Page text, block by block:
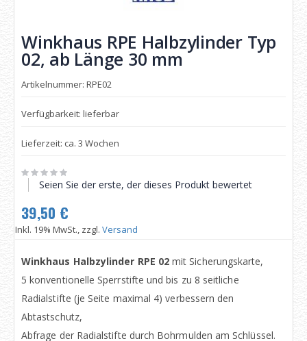
Winkhaus RPE Halbzylinder Typ
02, ab Länge 30 mm
Artikelnummer: RPE02
Verfügbarkeit: lieferbar
Lieferzeit: ca. 3 Wochen
Seien Sie der erste, der dieses Produkt bewertet
39,50 €
Inkl. 19% MwSt., zzgl. Versand
Winkhaus Halbzylinder RPE 02mit Sicherungskarte,
5 konventionelle Sperrstifte und bis zu 8 seitliche
Radialstifte (je Seite maximal 4) verbessern den
Abtastschutz,
Abfrage der Radialstifte durch Bohrmulden am Schlüssel.